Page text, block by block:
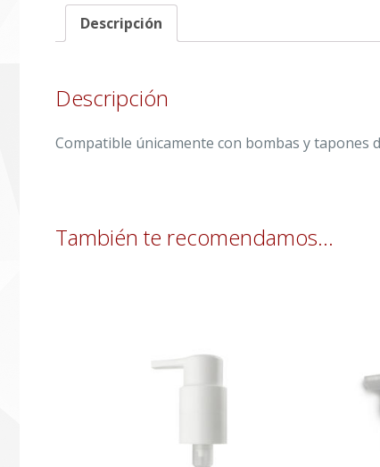
Descripción
Descripción
Compatible únicamente con bombas y tapones
También te recomendamos…